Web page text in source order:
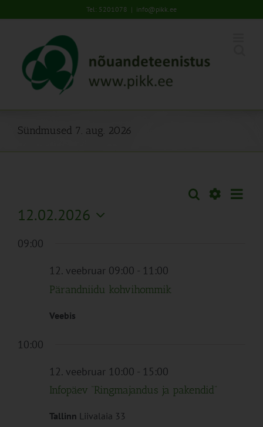
to
Tel: 5201078 | info@pikk.ee
Sündmused 7. aug. 2026
Sündmused
Otsi Päev
12.02.2026
kuupäev.
09:00
12. veebruar 09:00 - 11:00
Pärandniidu kohvihommik
Veebis
10:00
12. veebruar 10:00 - 15:00
Infopäev “Ringmajandus ja pakendid”
Tallinn Liivalaia 33